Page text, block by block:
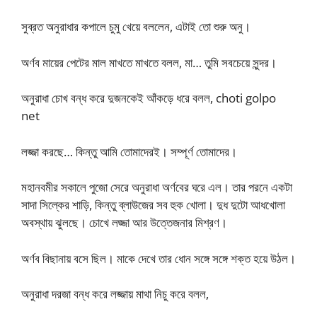
সুব্রত অনুরাধার কপালে চুমু খেয়ে বললেন, এটাই তো শুরু অনু।
অর্ণব মায়ের পেটের মাল মাখতে মাখতে বলল, মা… তুমি সবচেয়ে সুন্দর।
অনুরাধা চোখ বন্ধ করে দুজনকেই আঁকড়ে ধরে বলল, choti golpo
net
লজ্জা করছে… কিন্তু আমি তোমাদেরই। সম্পূর্ণ তোমাদের।
মহানবমীর সকালে পুজো সেরে অনুরাধা অর্ণবের ঘরে এল। তার পরনে একটা
সাদা সিল্কের শাড়ি, কিন্তু ব্লাউজের সব হুক খোলা। দুধ দুটো আধখোলা
অবস্থায় ঝুলছে। চোখে লজ্জা আর উত্তেজনার মিশ্রণ।
অর্ণব বিছানায় বসে ছিল। মাকে দেখে তার ধোন সঙ্গে সঙ্গে শক্ত হয়ে উঠল।
অনুরাধা দরজা বন্ধ করে লজ্জায় মাথা নিচু করে বলল,